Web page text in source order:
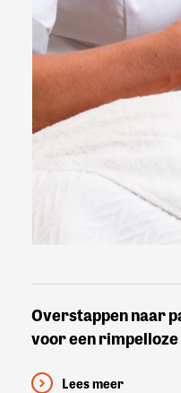
Overstappen naar
voor een
Lees meer